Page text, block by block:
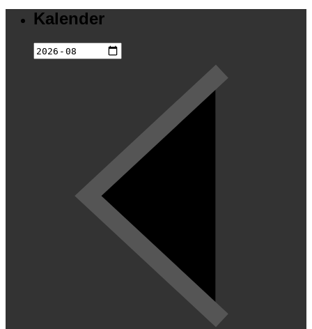
Kalender